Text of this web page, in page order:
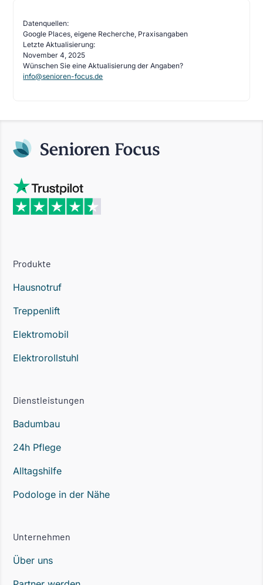
Datenquellen:
Google Places, eigene Recherche, Praxisangaben
Letzte Aktualisierung:
November 4, 2025
Wünschen Sie eine Aktualisierung der Angaben?
info@senioren-focus.de
Produkte
Hausnotruf
Treppenlift
Elektromobil
Elektrorollstuhl
Dienstleistungen
Badumbau
24h Pflege
Alltagshilfe
Podologe in der Nähe
Unternehmen
Über uns